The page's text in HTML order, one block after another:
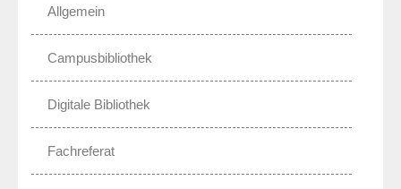
Allgemein
Campusbibliothek
Digitale Bibliothek
Fachreferat